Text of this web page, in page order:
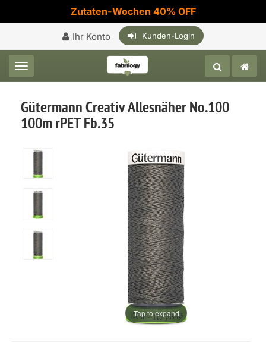
Zutaten-Wochen 40% OFF
Ihr Konto Kunden-Login
Toggle navigation
Gütermann Creativ Allesnäher No.100
100m rPET Fb.35
Tap to expand